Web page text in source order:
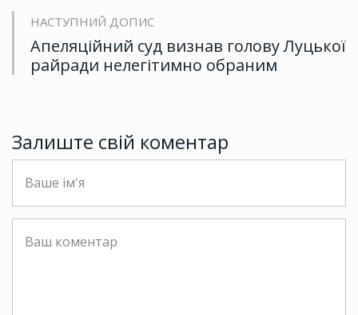
НАСТУПНИЙ ДОПИС
Апеляційний суд визнав голову Луцької
райради нелегітимно обраним
Залиште свій коментар